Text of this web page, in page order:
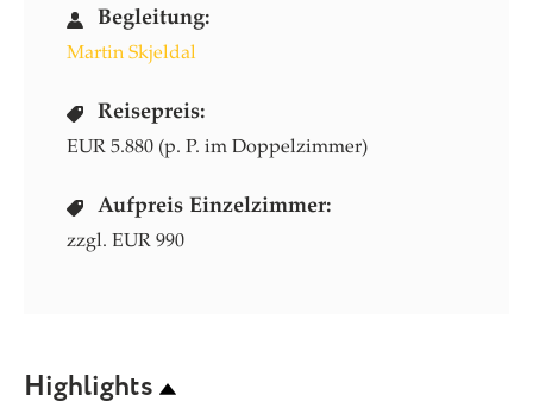
Begleitung:
Martin Skjeldal
Reisepreis:
EUR 5.880 (p. P. im Doppelzimmer)
Aufpreis Einzelzimmer:
zzgl. EUR 990
Highlights